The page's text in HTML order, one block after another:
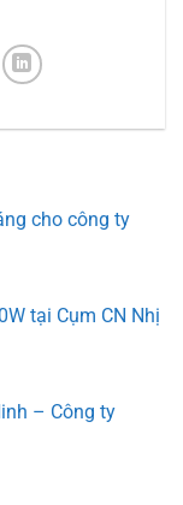
cho công ty
tại Cụm CN Nhị
– Công ty